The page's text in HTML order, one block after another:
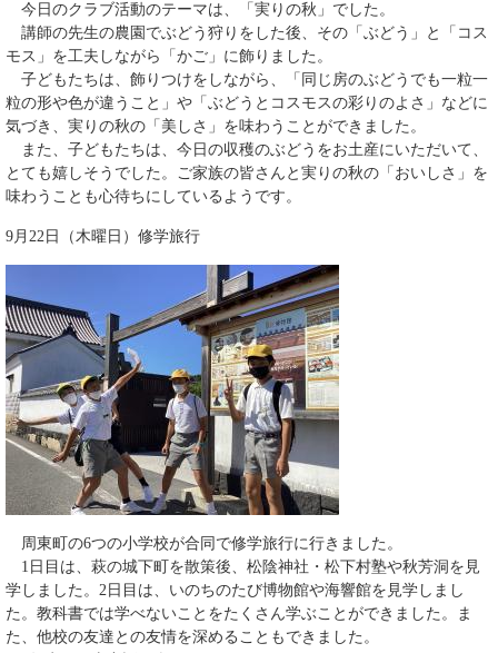
今日のクラブ活動のテーマは、「実りの秋」でした。
講師の先生の農園でぶどう狩りをした後、その「ぶどう」と「コス
モス」を工夫しながら「かご」に飾りました。
子どもたちは、飾りつけをしながら、「同じ房のぶどうでも一粒一
粒の形や色が違うこと」や「ぶどうとコスモスの彩りのよさ」などに
気づき、実りの秋の「美しさ」を味わうことができました。
また、子どもたちは、今日の収穫のぶどうをお土産にいただいて、
とても嬉しそうでした。ご家族の皆さんと実りの秋の「おいしさ」を
味わうことも心待ちにしているようです。
9月22日（木曜日）修学旅行
周東町の6つの小学校が合同で修学旅行に行きました。
1日目は、萩の城下町を散策後、松陰神社・松下村塾や秋芳洞を見
学しました。2日目は、いのちのたび博物館や海響館を見学しまし
た。教科書では学べないことをたくさん学ぶことができました。ま
た、他校の友達との友情を深めることもできました。